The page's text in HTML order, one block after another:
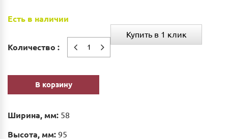
Есть в наличии
Количество :
В корзину
Купить в 1 клик
Ширина, мм: 58
Высота, мм: 95